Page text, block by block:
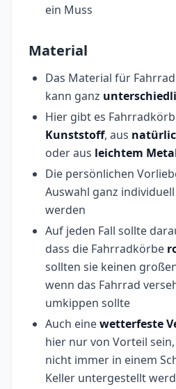
ein Muss
Material
Das Material für
kann ganz
Hier gibt es
Kunststoff, aus
oder aus leichtem
Die persönlichen
Auswahl ganz
werden
Auf jeden Fall sollte
dass die Fahrradkörbe
sollten sie keinen
wenn das Fahrrad
umkippen sollte
Auch einewetterfeste
hier nur von Vorteil
nicht immer in einem
Keller untergestellt